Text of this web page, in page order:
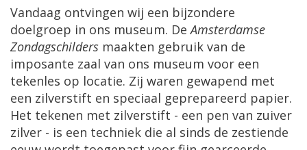
Vandaag ontvingen wij een bijzondere
doelgroep in ons museum. DeAmsterdamse
Zondagschilders maakten gebruik van de
imposante zaal van ons museum voor een
tekenles op locatie. Zij waren gewapend met
een zilverstift en speciaal geprepareerd papier.
Het tekenen met zilverstift - een pen van zuiver
zilver - is een techniek die al sinds de zestiende